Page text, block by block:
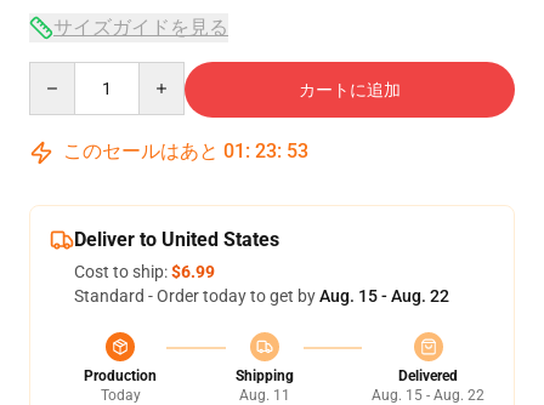
サイズガイドを見る
カートに追加
このセールはあと 01 : 23: 53
Deliver to United States
Cost to ship:$6.99
Standard - Order today to get byAug. 15 - Aug. 22
Production
Today
Shipping
Aug. 11
Delivered
Aug. 15 - Aug. 22